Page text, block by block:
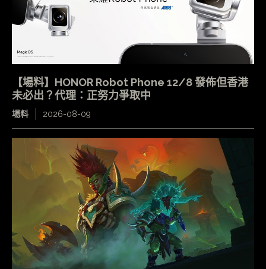
【場料】HONOR Robot Phone 12/8 發佈但香港
未必出？代理：正努力爭取中
場料 2026-08-09